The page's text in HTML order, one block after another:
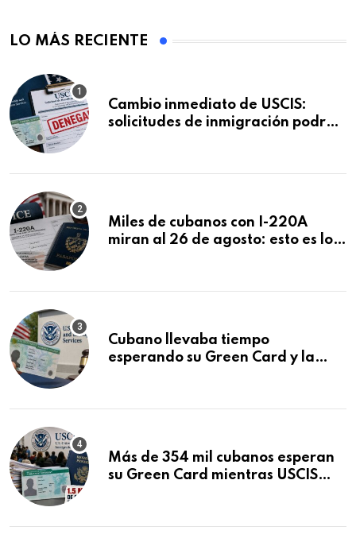
LO MÁS RECIENTE
Cambio inmediato de USCIS:
solicitudes de inmigración podrán
Miles de cubanos con I-220A
miran al 26 de agosto: esto es lo
Cubano llevaba tiempo
esperando su Green Card y la
Más de 354 mil cubanos esperan
su Green Card mientras USCIS